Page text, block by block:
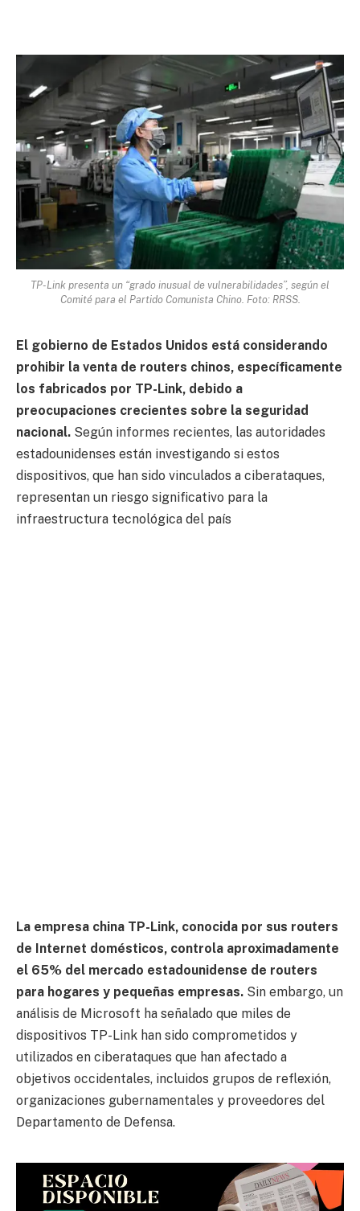
TP-Link presenta un “grado inusual de vulnerabilidades”, según el
Comité para el Partido Comunista Chino. Foto: RRSS.
El gobierno de Estados Unidos está considerando
prohibir la venta de routers chinos, específicamente
los fabricados por TP-Link, debido a
preocupaciones crecientes sobre la seguridad
nacional. Según informes recientes, las autoridades
estadounidenses están investigando si estos
dispositivos, que han sido vinculados a ciberataques,
representan un riesgo significativo para la
infraestructura tecnológica del país
La empresa china TP-Link, conocida por sus routers
de Internet domésticos, controla aproximadamente
el 65% del mercado estadounidense de routers
para hogares y pequeñas empresas. Sin embargo, un
análisis de Microsoft ha señalado que miles de
dispositivos TP-Link han sido comprometidos y
utilizados en ciberataques que han afectado a
objetivos occidentales, incluidos grupos de reflexión,
organizaciones gubernamentales y proveedores del
Departamento de Defensa.